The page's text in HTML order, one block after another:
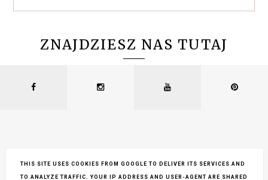
ZNAJDZIESZ NAS TUTAJ
THIS SITE USES COOKIES FROM GOOGLE TO DELIVER ITS SERVICES AND
TO ANALYZE TRAFFIC. YOUR IP ADDRESS AND USER-AGENT ARE SHARED